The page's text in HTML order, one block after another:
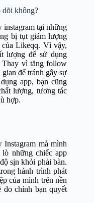
không?
tại những
bị tụt giảm lượng
Likeqq. Vì vậy,
lượng để sử dụng
Thay vì tăng follow
để tránh gây sự
app, bạn cũng
lượng, tương tác
hợp.
Instagram mà mình
những chiếc app
sịn khỏi phải bàn.
hành trình phát
của mình trên nền
do chính bạn quyết